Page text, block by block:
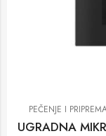
PEČENJE I